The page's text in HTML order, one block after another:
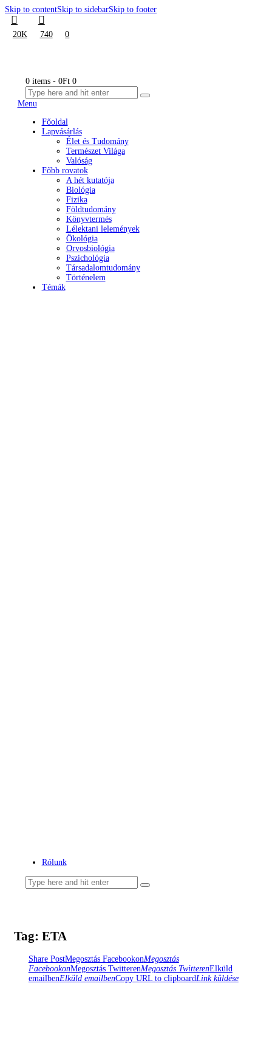
Skip to contentSkip to sidebarSkip to footer
20K 740 0
0 items - 0Ft 0
Menu
Főoldal
Lapvásárlás
Élet és Tudomány
Természet Világa
Valóság
Főbb rovatok
A hét kutatója
Biológia
Fizika
Földtudomány
Könyvtermés
Lélektani lelemények
Ökológia
Orvosbiológia
Pszichológia
Társadalomtudomány
Történelem
Témák
Rólunk
Tag: ETA
Share PostMegosztás FacebookonMegosztás
FacebookonMegosztás TwitterenMegosztás TwitterenElküld
emailbenElküld emailbenCopy URL to clipboardLink küldése